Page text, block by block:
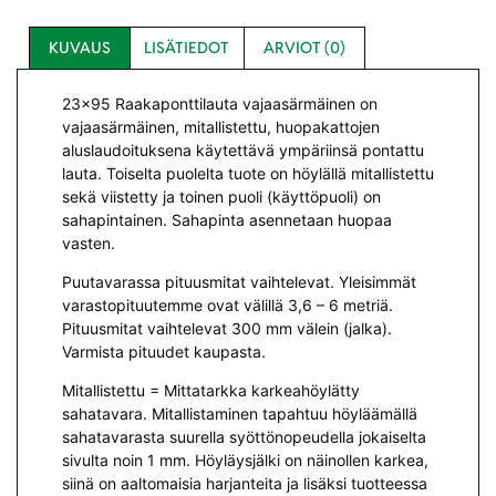
KUVAUS LISÄTIEDOT ARVIOT (0)
23×95 Raakaponttilauta vajaasärmäinen on
vajaasärmäinen, mitallistettu, huopakattojen
aluslaudoituksena käytettävä ympäriinsä pontattu
lauta. Toiselta puolelta tuote on höylällä mitallistettu
sekä viistetty ja toinen puoli (käyttöpuoli) on
sahapintainen. Sahapinta asennetaan huopaa
vasten.
Puutavarassa pituusmitat vaihtelevat. Yleisimmät
varastopituutemme ovat välillä 3,6 – 6 metriä.
Pituusmitat vaihtelevat 300 mm välein (jalka).
Varmista pituudet kaupasta.
Mitallistettu = Mittatarkka karkeahöylätty
sahatavara. Mitallistaminen tapahtuu höyläämällä
sahatavarasta suurella syöttönopeudella jokaiselta
sivulta noin 1 mm. Höyläysjälki on näinollen karkea,
siinä on aaltomaisia harjanteita ja lisäksi tuotteessa